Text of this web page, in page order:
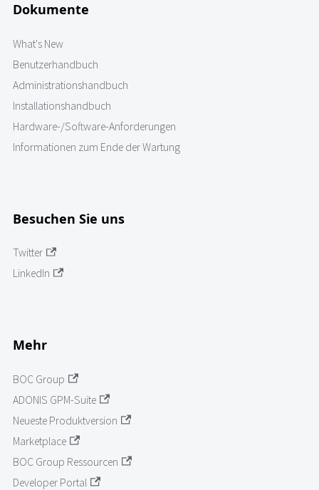
Dokumente
What's New
Benutzerhandbuch
Administrationshandbuch
Installationshandbuch
Hardware-/Software-Anforderungen
Informationen zum Ende der Wartung
Besuchen Sie uns
Twitter
LinkedIn
Mehr
BOC Group
ADONIS GPM-Suite
Neueste Produktversion
Marketplace
BOC Group Ressourcen
Developer Portal